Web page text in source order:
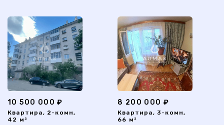
10 500 000 ₽
Квартира, 2-комн,
42 м²
8 200 000 ₽
Квартира, 3-комн,
66 м²